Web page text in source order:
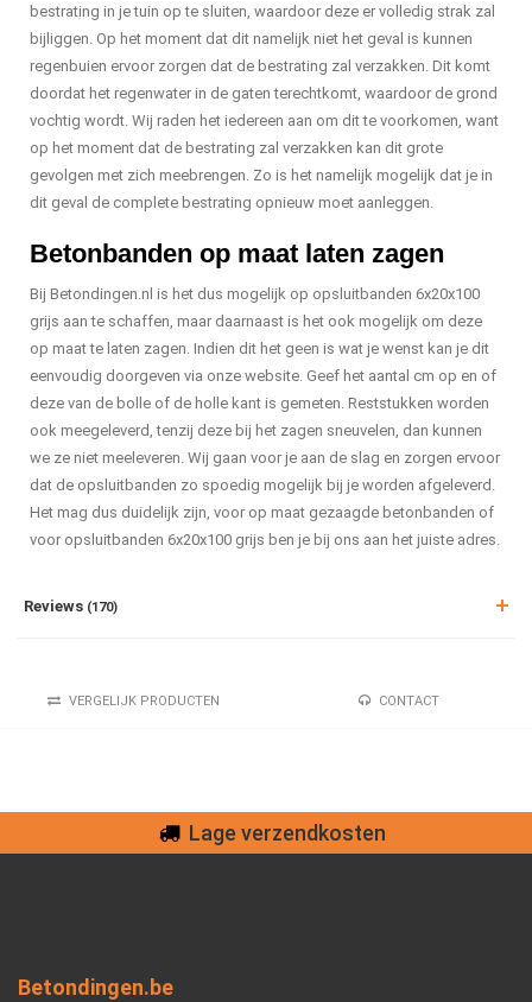
bestrating in je tuin op te sluiten, waardoor deze er volledig strak zal
bijliggen. Op het moment dat dit namelijk niet het geval is kunnen
regenbuien ervoor zorgen dat de bestrating zal verzakken. Dit komt
doordat het regenwater in de gaten terechtkomt, waardoor de grond
vochtig wordt. Wij raden het iedereen aan om dit te voorkomen, want
op het moment dat de bestrating zal verzakken kan dit grote
gevolgen met zich meebrengen. Zo is het namelijk mogelijk dat je in
dit geval de complete bestrating opnieuw moet aanleggen.
Betonbanden op maat laten zagen
Bij Betondingen.nl is het dus mogelijk op opsluitbanden 6x20x100
grijs aan te schaffen, maar daarnaast is het ook mogelijk om deze
op maat te laten zagen. Indien dit het geen is wat je wenst kan je dit
eenvoudig doorgeven via onze website. Geef het aantal cm op en of
deze van de bolle of de holle kant is gemeten. Reststukken worden
ook meegeleverd, tenzij deze bij het zagen sneuvelen, dan kunnen
we ze niet meeleveren. Wij gaan voor je aan de slag en zorgen ervoor
dat de opsluitbanden zo spoedig mogelijk bij je worden afgeleverd.
Het mag dus duidelijk zijn, voor op maat gezaagde betonbanden of
voor opsluitbanden 6x20x100 grijs ben je bij ons aan het juiste adres.
Reviews (170)
VERGELIJK PRODUCTEN CONTACT
Lage verzendkosten
Betondingen.be